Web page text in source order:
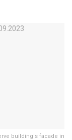
building's facade in